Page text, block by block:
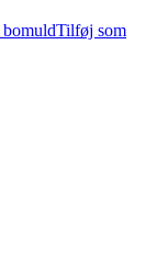
Tilføj som